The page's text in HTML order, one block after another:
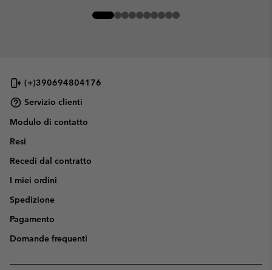
(+)390694804176
Servizio clienti
Modulo di contatto
Resi
Recedi dal contratto
I miei ordini
Spedizione
Pagamento
Domande frequenti